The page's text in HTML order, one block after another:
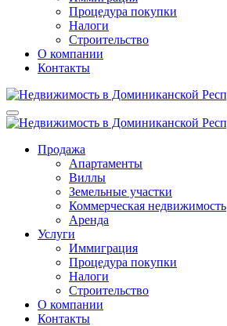
Процедура покупки
Налоги
Строительство
О компании
Контакты
Продажа
Апартаменты
Виллы
Земельные участки
Коммерческая недвижимость
Аренда
Услуги
Иммиграция
Процедура покупки
Налоги
Строительство
О компании
Контакты